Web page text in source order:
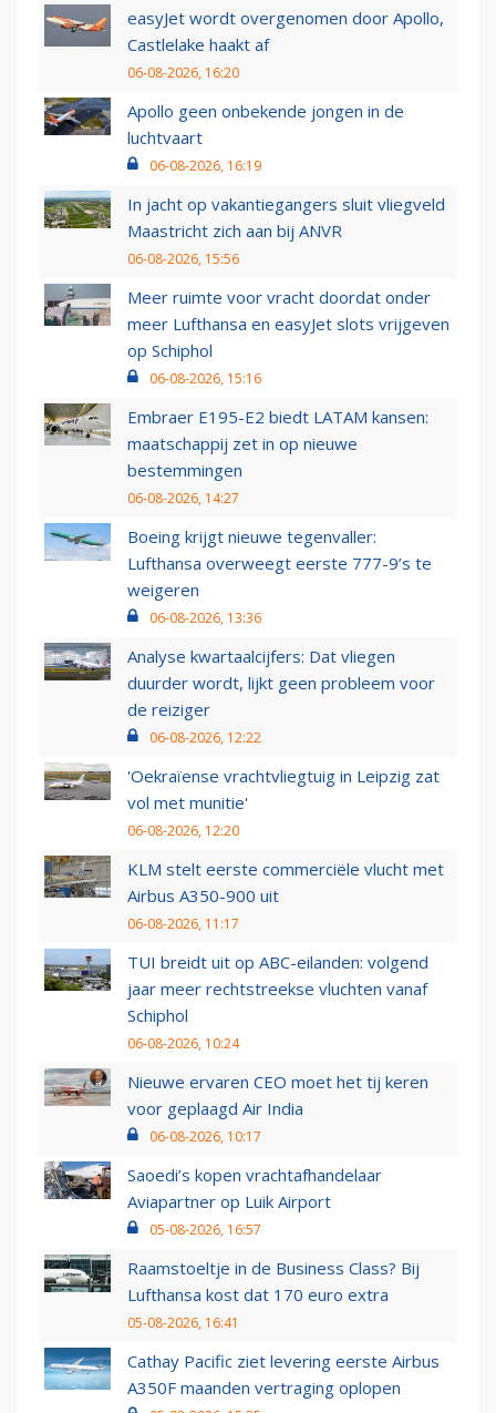
easyJet wordt overgenomen door Apollo,
Castlelake haakt af
06-08-2026, 16:20
Apollo geen onbekende jongen in de
luchtvaart
06-08-2026, 16:19
In jacht op vakantiegangers sluit vliegveld
Maastricht zich aan bij ANVR
06-08-2026, 15:56
Meer ruimte voor vracht doordat onder
meer Lufthansa en easyJet slots vrijgeven
op Schiphol
06-08-2026, 15:16
Embraer E195-E2 biedt LATAM kansen:
maatschappij zet in op nieuwe
bestemmingen
06-08-2026, 14:27
Boeing krijgt nieuwe tegenvaller:
Lufthansa overweegt eerste 777-9’s te
weigeren
06-08-2026, 13:36
Analyse kwartaalcijfers: Dat vliegen
duurder wordt, lijkt geen probleem voor
de reiziger
06-08-2026, 12:22
'Oekraïense vrachtvliegtuig in Leipzig zat
vol met munitie'
06-08-2026, 12:20
KLM stelt eerste commerciële vlucht met
Airbus A350-900 uit
06-08-2026, 11:17
TUI breidt uit op ABC-eilanden: volgend
jaar meer rechtstreekse vluchten vanaf
Schiphol
06-08-2026, 10:24
Nieuwe ervaren CEO moet het tij keren
voor geplaagd Air India
06-08-2026, 10:17
Saoedi’s kopen vrachtafhandelaar
Aviapartner op Luik Airport
05-08-2026, 16:57
Raamstoeltje in de Business Class? Bij
Lufthansa kost dat 170 euro extra
05-08-2026, 16:41
Cathay Pacific ziet levering eerste Airbus
A350F maanden vertraging oplopen